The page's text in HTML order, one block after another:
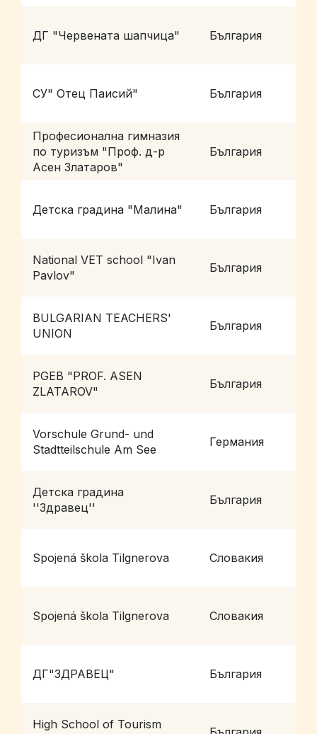
ДГ "Червената шапчица" България
СУ" Отец Паисий" България
Професионална гимназия
по туризъм "Проф. д-р
Асен Златаров"
България
Детска градина "Малина" България
National VET school "Ivan
Pavlov"
България
BULGARIAN TEACHERS'
UNION
България
PGEB "PROF. ASEN
ZLATAROV"
България
Vorschule Grund- und
Stadtteilschule Am See
Германия
Детска градина
''Здравец''
България
Spojená škola Tilgnerova Словакия
Spojená škola Tilgnerova Словакия
ДГ"ЗДРАВЕЦ" България
High School of Tourism